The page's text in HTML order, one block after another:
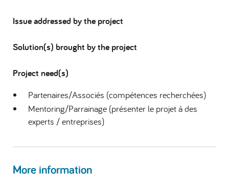
Issue addressed by the project
Solution(s) brought by the project
Project need(s)
Partenaires/Associés (compétences recherchées)
Mentoring/Parrainage (présenter le projet à des
experts / entreprises)
More information